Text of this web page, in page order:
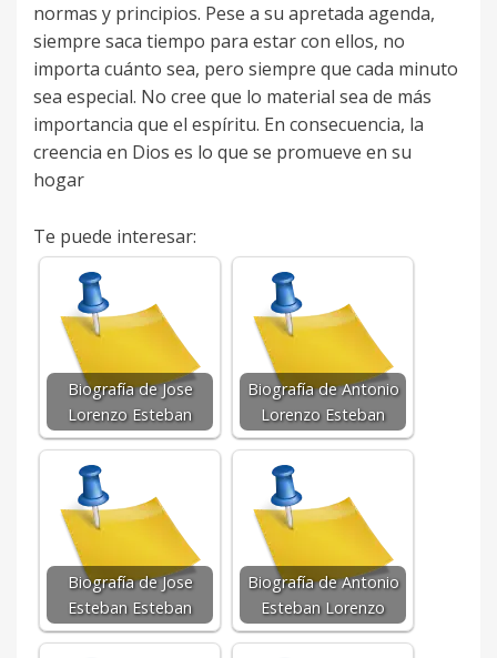
normas y principios. Pese a su apretada agenda,
siempre saca tiempo para estar con ellos, no
importa cuánto sea, pero siempre que cada minuto
sea especial. No cree que lo material sea de más
importancia que el espíritu. En consecuencia, la
creencia en Dios es lo que se promueve en su
hogar
Te puede interesar:
Biografía de Jose
Lorenzo Esteban
Biografía de Antonio
Lorenzo Esteban
Biografía de Jose
Esteban Esteban
Biografía de Antonio
Esteban Lorenzo